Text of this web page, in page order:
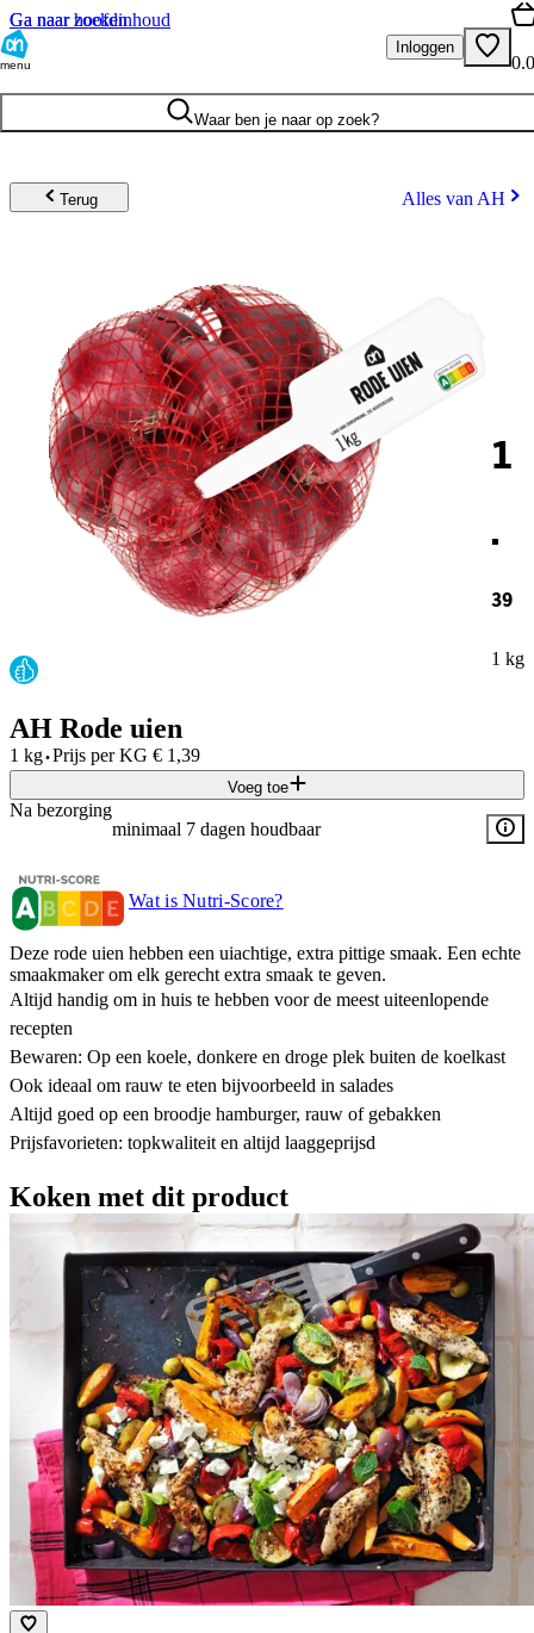
Ga naar hoofdinhoud
Ga naar zoeken
menu
Inloggen
Waar ben je naar op zoek?
Terug Alles van AH
1
.
39
1 kg
AH Rode uien
1 kg·Prijs per KG € 1,39
Voeg toe
Na bezorging
minimaal 7 dagen houdbaar
Wat is Nutri-Score?
Deze rode uien hebben een uiachtige, extra pittige smaak. Een echte
smaakmaker om elk gerecht extra smaak te geven.
Altijd handig om in huis te hebben voor de meest uiteenlopende
recepten
Bewaren: Op een koele, donkere en droge plek buiten de koelkast
Ook ideaal om rauw te eten bijvoorbeeld in salades
Altijd goed op een broodje hamburger, rauw of gebakken
Prijsfavorieten: topkwaliteit en altijd laaggeprijsd
Koken met dit product